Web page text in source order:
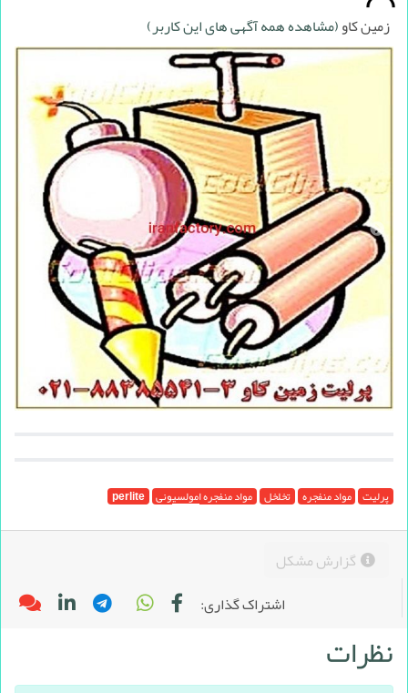
زمین کاو(مشاهده همه آگهی های این کاربر)
پرلیت مواد منفجره تخلخل مواد منفجره امولسیونی perlite
گزارش مشکل
اشتراک گذاری:
نظرات